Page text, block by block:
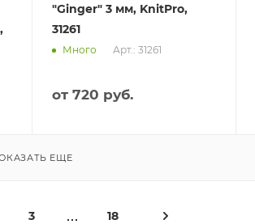
"Ginger" 3 мм, KnitPro,
31261
Много Арт.: 31261
от 720 руб.
ЕЩЕ
3 18